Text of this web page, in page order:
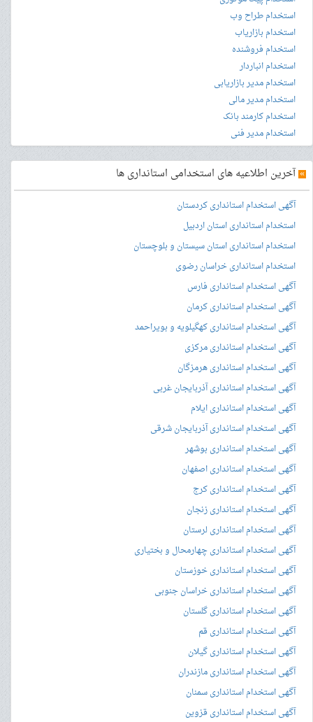
استخدام طراح وب
استخدام بازاریاب
استخدام فروشنده
استخدام انباردار
استخدام مدیر بازاریابی
استخدام مدیر مالی
استخدام کارمند بانک
استخدام مدیر فنی
»آخرین اطلاعیه های استخدامی استانداری ها
آگهی استخدام استانداری کردستان
استخدام استانداری استان اردبیل
استخدام استانداری استان سیستان و بلوچستان
استخدام استانداری خراسان رضوی
آگهی استخدام استانداری فارس
آگهی استخدام استانداری کرمان
آگهی استخدام استانداری کهگیلویه و بویراحمد
آگهی استخدام استانداری مرکزی
آگهی استخدام استانداری هرمزگان
آگهی استخدام استانداری آذربایجان غربی
آگهی استخدام استانداری ایلام
آگهی استخدام استانداری آذربایجان شرقی
آگهی استخدام استانداری بوشهر
آگهی استخدام استانداری اصفهان
آگهی استخدام استانداری کرج
آگهی استخدام استانداری زنجان
آگهی استخدام استانداری لرستان
آگهی استخدام استانداری چهارمحال و بختیاری
آگهی استخدام استانداری خوزستان
آگهی استخدام استانداری خراسان جنوبی
آگهی استخدام استانداری گلستان
آگهی استخدام استانداری قم
آگهی استخدام استانداری گیلان
آگهی استخدام استانداری مازندران
آگهی استخدام استانداری سمنان
آگهی استخدام استانداری قزوین